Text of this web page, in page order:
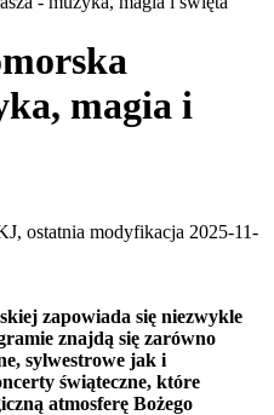
magia i
ostatnia modyfikacja 2025-11-
zapowiada się niezwykle
znajdą się zarówno
sylwestrowe jak i
świąteczne, które
atmosferę Bożego